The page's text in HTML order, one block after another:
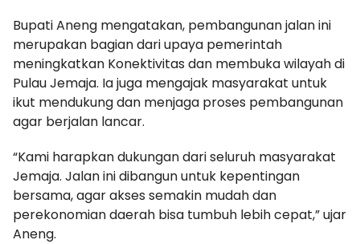
Bupati Aneng mengatakan, pembangunan jalan ini
merupakan bagian dari upaya pemerintah
meningkatkan Konektivitas dan membuka wilayah di
Pulau Jemaja. Ia juga mengajak masyarakat untuk
ikut mendukung dan menjaga proses pembangunan
agar berjalan lancar.
“Kami harapkan dukungan dari seluruh masyarakat
Jemaja. Jalan ini dibangun untuk kepentingan
bersama, agar akses semakin mudah dan
perekonomian daerah bisa tumbuh lebih cepat,” ujar
Aneng.